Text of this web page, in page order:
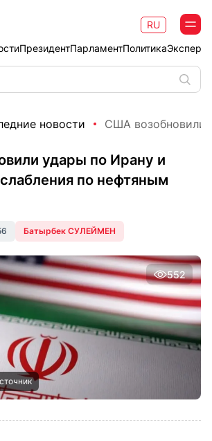
ПрезидентПарламентПолитика
RU
новости США возобновили
удары по Ирану и
по нефтяным
Батырбек СУЛЕЙМЕН
552